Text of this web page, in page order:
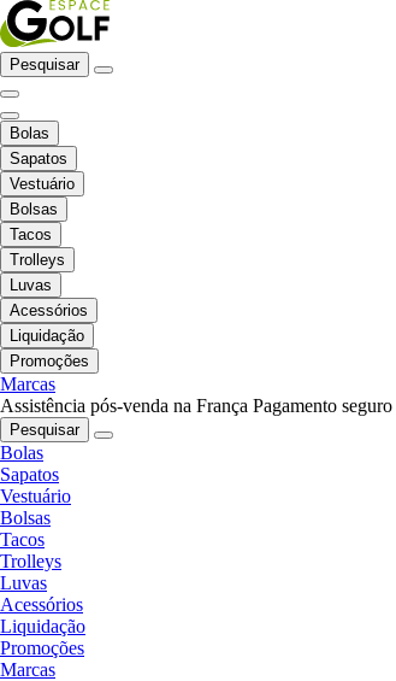
Pesquisar
Bolas
Sapatos
Vestuário
Bolsas
Tacos
Trolleys
Luvas
Acessórios
Liquidação
Promoções
Marcas
Assistência pós-venda na França Pagamento seguro
Pesquisar
Bolas
Sapatos
Vestuário
Bolsas
Tacos
Trolleys
Luvas
Acessórios
Liquidação
Promoções
Marcas